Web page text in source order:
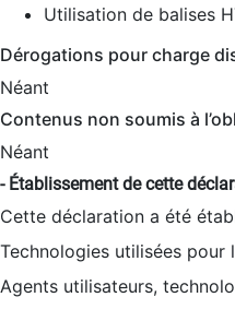
Utilisation de balises
Dérogations pour charge
Néant
Contenus non soumis à
Néant
- Établissement de cette
Cette déclaration a été
Technologies utilisées pour
Agents utilisateurs,